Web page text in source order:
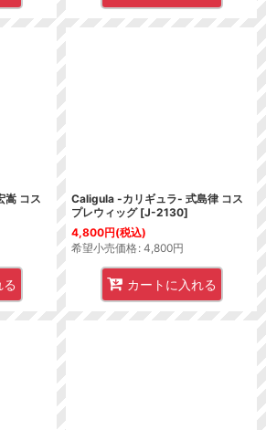
嵩 コス
Caligula -カリギュラ- 式島律 コス
プレウィッグ [J-2130]
4,800円(税込)
希望小売価格: 4,800円
カートに入れる